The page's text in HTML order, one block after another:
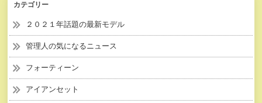
カテゴリー
２０２１年話題の最新モデル
管理人の気になるニュース
フォーティーン
アイアンセット